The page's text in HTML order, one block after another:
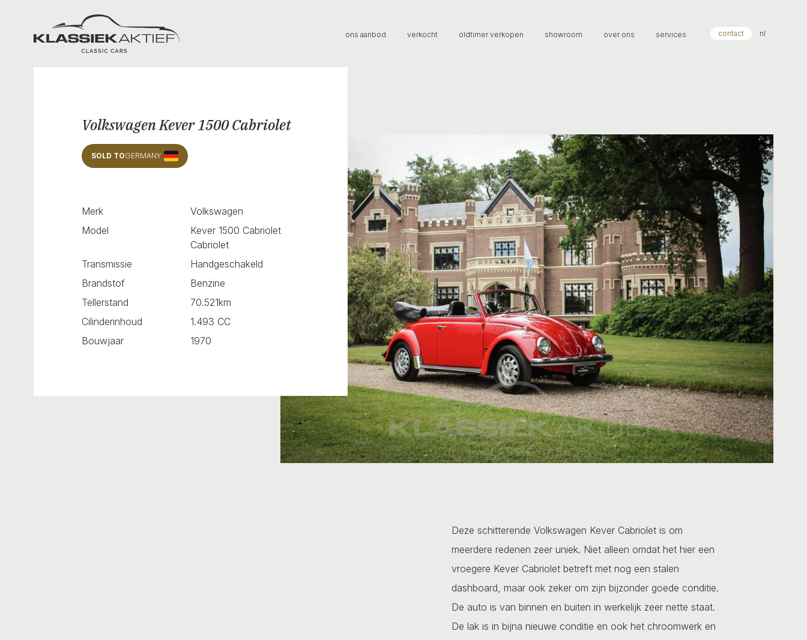
Klassiek Aktief
ons aanbod verkocht oldtimer verkopen showroom over ons services contact nl
Volkswagen Kever 1500 Cabriolet
SOLD TOGERMANY
Merk
Volkswagen
Model
Kever 1500 Cabriolet
Cabriolet
Transmissie
Handgeschakeld
Brandstof
Benzine
Tellerstand
70.521km
Cilinderinhoud
1.493 CC
Bouwjaar
1970
Deze schitterende Volkswagen Kever Cabriolet is om
meerdere redenen zeer uniek. Niet alleen omdat het hier een
vroegere Kever Cabriolet betreft met nog een stalen
dashboard, maar ook zeker om zijn bijzonder goede conditie.
De auto is van binnen en buiten in werkelijk zeer nette staat.
De lak is in bijna nieuwe conditie en ook het chroomwerk en